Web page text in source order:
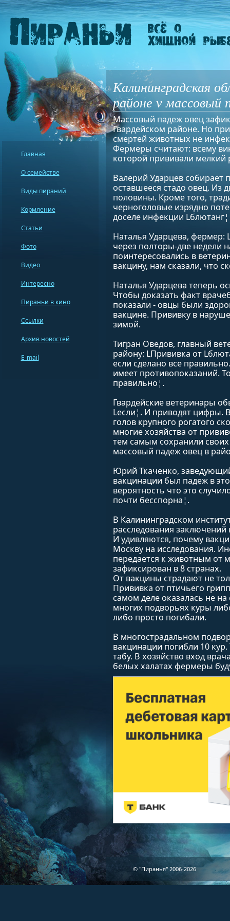
Калининградская
районе v массовый
Массовый падеж овец
Гвардейском районе. Но
смертей животных не
Фермеры считают: всему
которой прививали мелкий
Валерий Ударцев собирает
оставшееся стадо овец. Из
половины. Кроме того,
черноголовые изрядно
доселе инфекции
Наталья Ударцева, фермер:
через полторы-две недели
поинтересовались в
вакцину, нам сказали, что
Наталья Ударцева теперь
Чтобы доказать факт
показали - овцы были
вакцине. Прививку в
зимой.
Тигран Оведов, главный
району: LПрививка от
если сделано все
имеет противопоказаний.
правильно¦.
Гвардейские ветеринары
Lесли¦. И приводят
голов крупного рогатого
многие хозяйства от
тем самым сохранили
массовый падеж овец в
Юрий Ткаченко,
вакцинации был падеж в
вероятность что это
почти бесспорна¦.
В Калининградском
расследования
И удивляются, почему
Москву на исследования.
передается к животным от
зафиксирован в 8 странах.
От вакцины страдают не
Прививка от птичьего
самом деле оказалась не
многих подворьях куры
либо просто погибали.
В многострадальном
вакцинации погибли 10
табу. В хозяйство вход
белых халатах фермеры
Главная
О семействе
Виды пираний
Кормление
Статьи
Фото
Видео
Интересно
Пираньи в кино
Ссылки
Архив новостей
E-mail
© "Пиранья" 2006-2026